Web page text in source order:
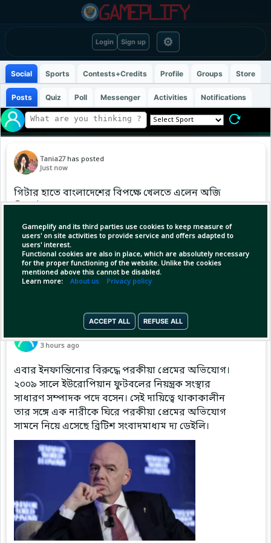
Login Sign up ⚙
Gameplify and its third parties use cookies to keep measure of
users' on site activities to provide service and offers adapted to
users' interest.
Functional cookies are also in place, which are absolutely necessary
for the proper functioning of the website. Unlike the cookies
mentioned above this cannot be disabled.
Learn more: About us Privacy policy
ACCEPT ALL REFUSE ALL
Social Sports Contests+Credits Profile Groups Store
Posts Quiz Poll Messenger Activities Notifications
Tania27 has posted
Just now
গিটার হাতে বাংলাদেশের বিপক্ষে খেলতে এলেন অজি
ক্রিকেটার! 🎸🇦🇺
#AUSvBAN
(1) Copy Link Open
MilonBDhas posted
3 hours ago
এবার ইনফান্তিনোর বিরুদ্ধে পরকীয়া প্রেমের অভিযোগ।
২০০৯ সালে ইউরোপিয়ান ফুটবলের নিয়ন্ত্রক সংস্থার
সাধারণ সম্পাদক পদে বসেন। সেই দায়িত্বে থাকাকালীন
তার সঙ্গে এক নারীকে ঘিরে পরকীয়া প্রেমের অভিযোগ
সামনে নিয়ে এসেছে ব্রিটিশ সংবাদমাধ্যম দ্য ডেইলি।